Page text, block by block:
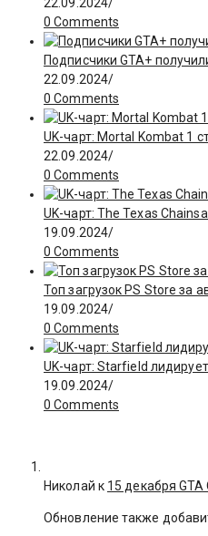
0 Comments
Подписчики GTA+
22.09.2024/
0 Comments
UK-чарт: Mortal Kombat 1
22.09.2024/
0 Comments
UK-чарт: The Texas
19.09.2024/
0 Comments
Топ загрузок PS Store за
19.09.2024/
0 Comments
UK-чарт: Starfield
19.09.2024/
0 Comments
Николай к 15 декабря
Обновление также